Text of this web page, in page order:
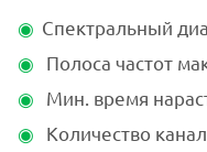
Спектральный
Полоса частот
Мин. время
Количество